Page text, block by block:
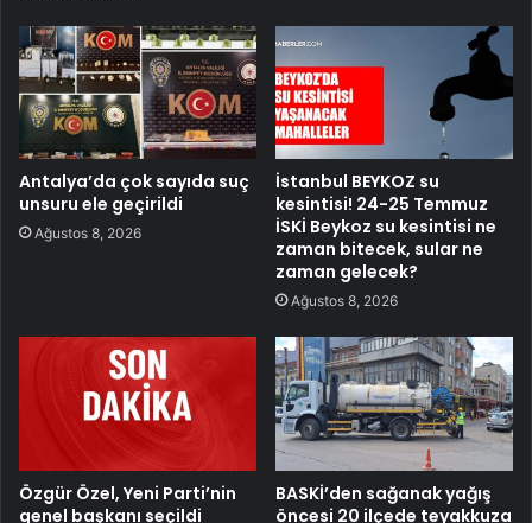
Antalya’da çok sayıda suç
unsuru ele geçirildi
Ağustos 8, 2026
İstanbul BEYKOZ su
kesintisi! 24-25 Temmuz
İSKİ Beykoz su kesintisi ne
zaman bitecek, sular ne
zaman gelecek?
Ağustos 8, 2026
Özgür Özel, Yeni Parti’nin
genel başkanı seçildi
BASKİ’den sağanak yağış
öncesi 20 ilçede teyakkuza